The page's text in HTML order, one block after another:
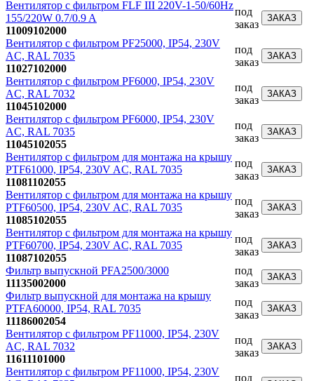
Вентилятор с фильтром FLF III 220V-1-50/60Hz
155/220W 0.7/0.9 A
11009102000
под
заказ
ЗАКАЗ
Вентилятор с фильтром PF25000, IP54, 230V
AC, RAL 7035
11027102000
под
заказ
ЗАКАЗ
Вентилятор с фильтром PF6000, IP54, 230V
AC, RAL 7032
11045102000
под
заказ
ЗАКАЗ
Вентилятор с фильтром PF6000, IP54, 230V
AC, RAL 7035
11045102055
под
заказ
ЗАКАЗ
Вентилятор с фильтром для монтажа на крышу
PTF61000, IP54, 230V AC, RAL 7035
11081102055
под
заказ
ЗАКАЗ
Вентилятор с фильтром для монтажа на крышу
PTF60500, IP54, 230V AC, RAL 7035
11085102055
под
заказ
ЗАКАЗ
Вентилятор с фильтром для монтажа на крышу
PTF60700, IP54, 230V AC, RAL 7035
11087102055
под
заказ
ЗАКАЗ
Фильтр выпускной PFA2500/3000
11135002000
под
заказ
ЗАКАЗ
Фильтр выпускной для монтажа на крышу
PTFA60000, IP54, RAL 7035
11186002054
под
заказ
ЗАКАЗ
Вентилятор с фильтром PF11000, IP54, 230V
AC, RAL 7032
11611101000
под
заказ
ЗАКАЗ
Вентилятор с фильтром PF11000, IP54, 230V
под